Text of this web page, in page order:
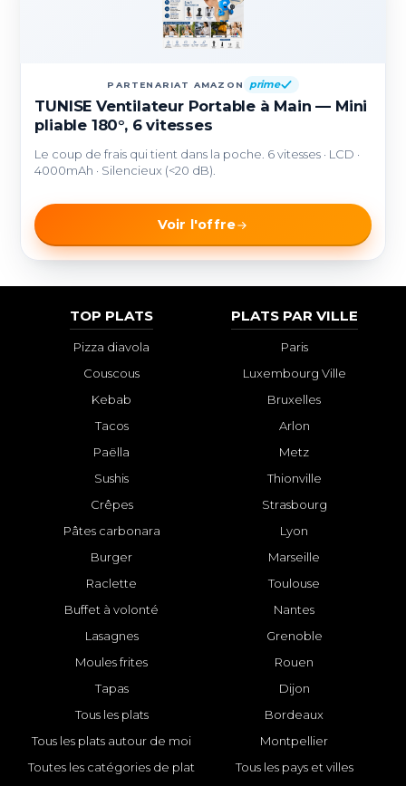
PARTENARIAT AMAZON prime
TUNISE Ventilateur Portable à Main — Mini
pliable 180°, 6 vitesses
Le coup de frais qui tient dans la poche. 6 vitesses · LCD ·
4000mAh · Silencieux (<20 dB).
Voir l'offre
TOP PLATS
Pizza diavola
Couscous
Kebab
Tacos
Paëlla
Sushis
Crêpes
Pâtes carbonara
Burger
Raclette
Buffet à volonté
Lasagnes
Moules frites
Tapas
Tous les plats
Tous les plats autour de moi
Toutes les catégories de plat
PLATS PAR VILLE
Paris
Luxembourg Ville
Bruxelles
Arlon
Metz
Thionville
Strasbourg
Lyon
Marseille
Toulouse
Nantes
Grenoble
Rouen
Dijon
Bordeaux
Montpellier
Tous les pays et villes